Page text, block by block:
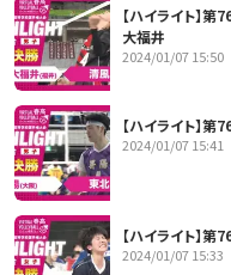
【ハイライト】
大福井
2024/01/07 15:50
【ハイライト】
2024/01/07 15:41
【ハイライト】
2024/01/07 15:33